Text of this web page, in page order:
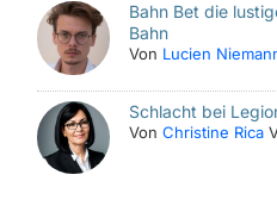
Bahn Bet die
Bahn
Von Lucien
Schlacht bei
VonChristine Rica